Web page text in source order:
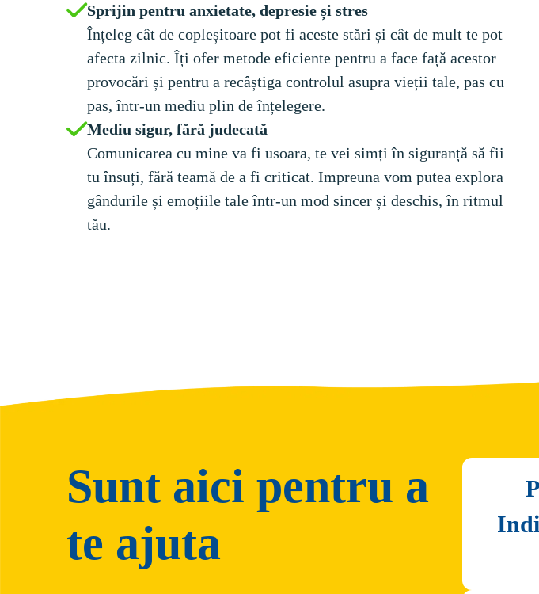
Înțeleg cât de copleșitoare pot fi aceste stări și cât de mult te pot
afecta zilnic. Îți ofer metode eficiente pentru a face față acestor
provocări și pentru a recâștiga controlul asupra vieții tale, pas cu
Comunicarea cu mine va fi usoara, te vei simți în siguranță să fii
tu însuți, fără teamă de a fi criticat. Impreuna vom putea explora
gândurile și emoțiile tale într-un mod sincer și deschis, în ritmul
Sunt aici pentru a
te ajuta